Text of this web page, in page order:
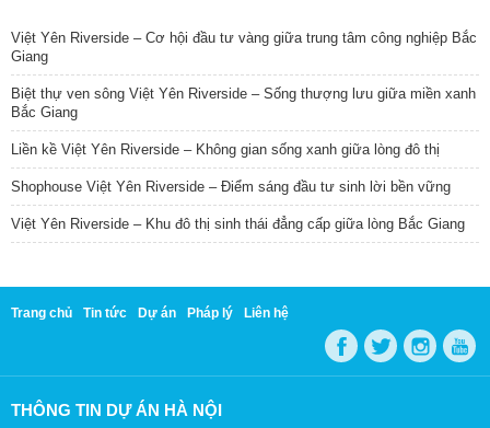
Việt Yên Riverside – Cơ hội đầu tư vàng giữa trung tâm công nghiệp Bắc
Giang
Biệt thự ven sông Việt Yên Riverside – Sống thượng lưu giữa miền xanh
Bắc Giang
Liền kề Việt Yên Riverside – Không gian sống xanh giữa lòng đô thị
Shophouse Việt Yên Riverside – Điểm sáng đầu tư sinh lời bền vững
Việt Yên Riverside – Khu đô thị sinh thái đẳng cấp giữa lòng Bắc Giang
Trang chủ Tin tức Dự án Pháp lý Liên hệ
THÔNG TIN DỰ ÁN HÀ NỘI